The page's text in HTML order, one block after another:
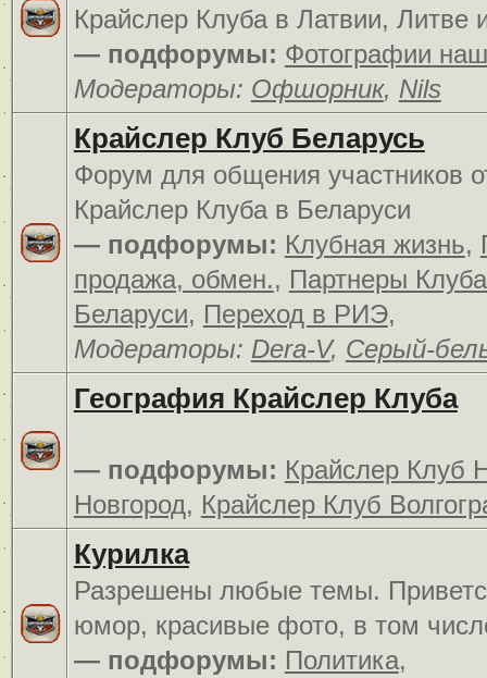
Крайслер Клуба в Латвии, Литве
— подфорумы: Фотографии
Модераторы: Офшорник, Nils
Крайслер Клуб Беларусь
Форум для общения участников
Крайслер Клуба в Беларуси
— подфорумы: Клубная жизнь,
продажа, обмен., Партнеры
Беларуси, Переход в РИЭ,
Модераторы: Dera-V, Серый-
География Крайслер Клуба
— подфорумы: Крайслер Клуб
Новгород, Крайслер Клуб
Курилка
Разрешены любые темы.
юмор, красивые фото, в том
— подфорумы: Политика,